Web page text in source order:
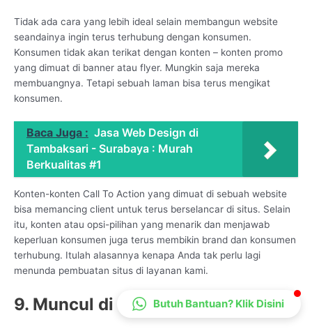
Tidak ada cara yang lebih ideal selain membangun website
seandainya ingin terus terhubung dengan konsumen.
Konsumen tidak akan terikat dengan konten – konten promo
yang dimuat di banner atau flyer. Mungkin saja mereka
membuangnya. Tetapi sebuah laman bisa terus mengikat
konsumen.
Baca Juga : Jasa Web Design di
Tambaksari - Surabaya : Murah
Berkualitas #1
Konten-konten Call To Action yang dimuat di sebuah website
bisa memancing client untuk terus berselancar di situs. Selain
itu, konten atau opsi-pilihan yang menarik dan menjawab
keperluan konsumen juga terus membikin brand dan konsumen
terhubung. Itulah alasannya kenapa Anda tak perlu lagi
menunda pembuatan situs di layanan kami.
9. Muncul di Mesin Pencarian
CS Lenteraweb
Online
Butuh Bantuan? Klik Disini